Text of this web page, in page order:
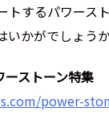
するパワースト
かがでしょうか
ストーン特集
power-